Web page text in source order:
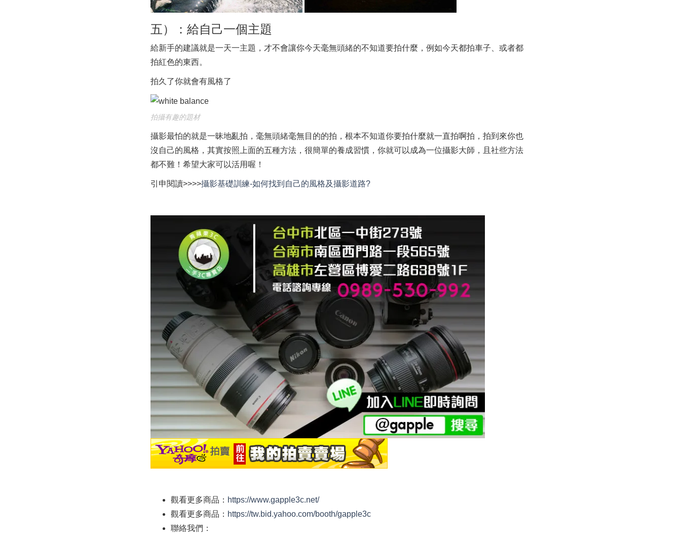
五）：給自己一個主題
給新手的建議就是一天一主題，才不會讓你今天毫無頭緒的不知道要拍什麼，例如今天都拍車子、或者都
拍紅色的東西。
拍久了你就會有風格了
拍攝有趣的題材
攝影最怕的就是一昧地亂拍，毫無頭緒毫無目的的拍，根本不知道你要拍什麼就一直拍啊拍，拍到來你也
沒自己的風格，其實按照上面的五種方法，很簡單的養成習慣，你就可以成為一位攝影大師，且社些方法
都不難！希望大家可以活用喔！
引申閱讀>>>>攝影基礎訓練-如何找到自己的風格及攝影道路?
觀看更多商品： https://www.gapple3c.net/
觀看更多商品： https://tw.bid.yahoo.com/booth/gapple3c
聯絡我們：